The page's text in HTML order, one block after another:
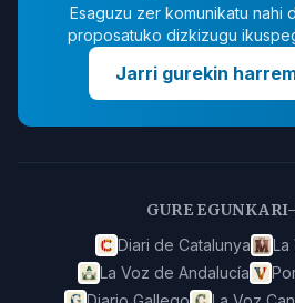
Esaguzu zer komunikatu nahi
proposatuko dizkizugu
Jarri gurekin
GURE
Diari de Catalunya
La
La Voz de Andalucía